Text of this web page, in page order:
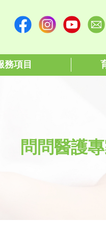
務項目
問問醫護